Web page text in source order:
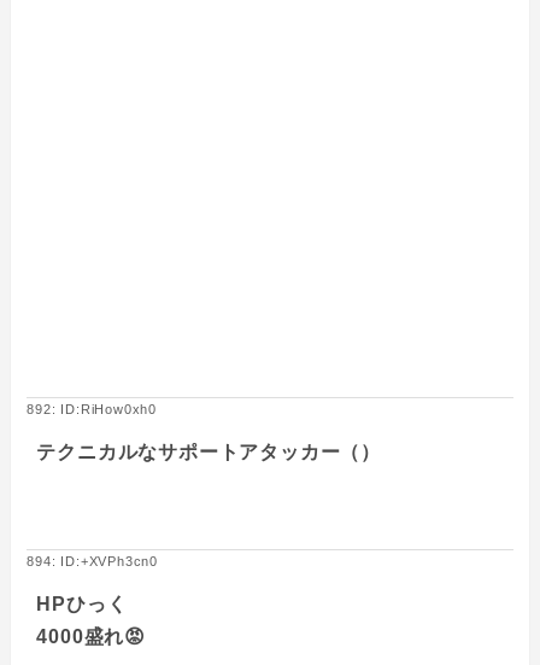
892: ID:RiHow0xh0
テクニカルなサポートアタッカー（）
894: ID:+XVPh3cn0
HPひっく
4000盛れ😡